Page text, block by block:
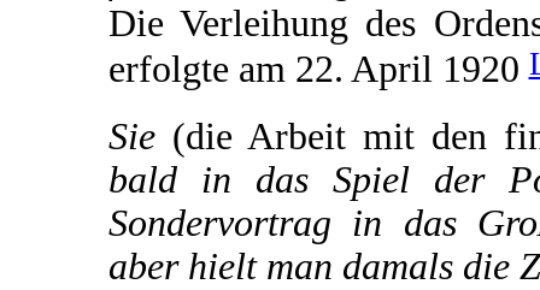
Die Verleihung des
erfolgte am 22. April 1920
Sie (die Arbeit mit den
bald in das Spiel der
Sondervortrag in das
aber hielt man damals die